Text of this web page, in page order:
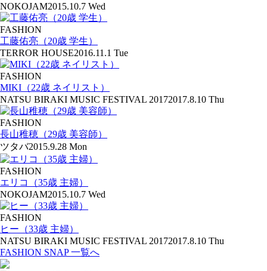
NOKOJAM2015.10.7 Wed
FASHION
工藤佑亮（20歳 学生）
TERROR HOUSE2016.11.1 Tue
FASHION
MIKI（22歳 ネイリスト）
NATSU BIRAKI MUSIC FESTIVAL 20172017.8.10 Thu
FASHION
長山稚穂（29歳 美容師）
ツタバ2015.9.28 Mon
FASHION
エリコ（35歳 主婦）
NOKOJAM2015.10.7 Wed
FASHION
ヒー（33歳 主婦）
NATSU BIRAKI MUSIC FESTIVAL 20172017.8.10 Thu
FASHION SNAP 一覧へ